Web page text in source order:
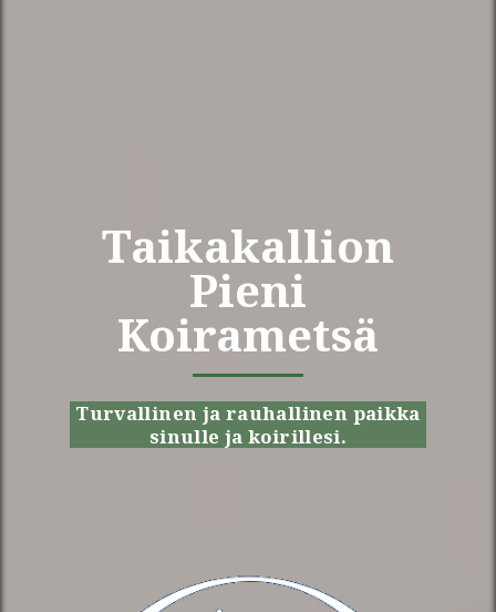
Taikakallion
Pieni
Koirametsä
Turvallinen ja rauhallinen paikka
sinulle ja koirillesi.